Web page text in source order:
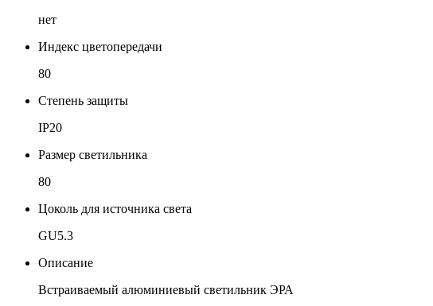
нет
Индекс цветопередачи
80
Степень защиты
IP20
Размер светильника
80
Цоколь для источника света
GU5.3
Описание
Встраиваемый алюминиевый светильник ЭРА